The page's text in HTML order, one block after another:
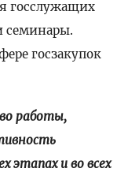
госслужащих
семинары.
госзакупок
работы,
этапах и во всех